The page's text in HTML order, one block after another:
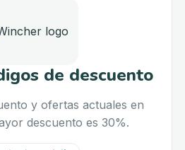
de descuento
y ofertas actuales en
descuento es 30%.